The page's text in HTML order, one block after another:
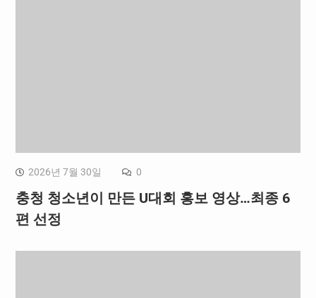
2026년 7월 30일 0
충청 청소년이 만든 U대회 홍보 영상…최종 6
편 선정